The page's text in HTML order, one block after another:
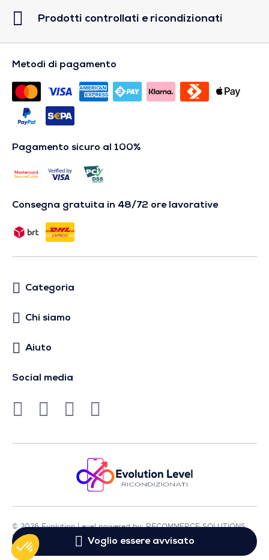
Voglio essere avvisato
Prodotti controllati e ricondizionati
Metodi di pagamento
Pagamento sicuro al 100%
Consegna gratuita in 48/72 ore lavorative
Categoria
Chi siamo
Aiuto
Social media
© 2026 Evolution Level powered by: RECOMMERCE SOLUTIONS
SA - Sede in Avenue Lénine, 54 - 94250 Gentilly - Francia
- P.IVA FR01513969402 - Tutti i diritti riservati